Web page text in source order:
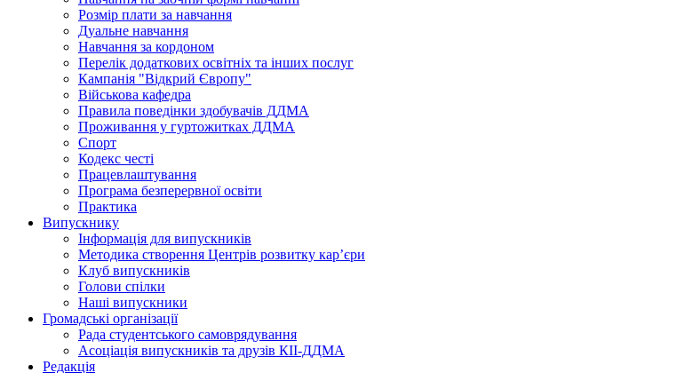
Розмір плати за навчання
Дуальне навчання
Навчання за кордоном
Перелік додаткових освітніх та інших послуг
Кампанія "Відкрий Європу"
Військова кафедра
Правила поведінки здобувачів ДДМА
Проживання у гуртожитках ДДМА
Спорт
Кодекс честі
Працевлаштування
Програма безперервної освіти
Практика
Випускнику
Інформація для випускників
Методика створення Центрів розвитку кар’єри
Клуб випускників
Голови спілки
Наші випускники
Громадські організації
Рада студентського самоврядування
Асоціація випускників та друзів КІІ-ДДМА
Редакція